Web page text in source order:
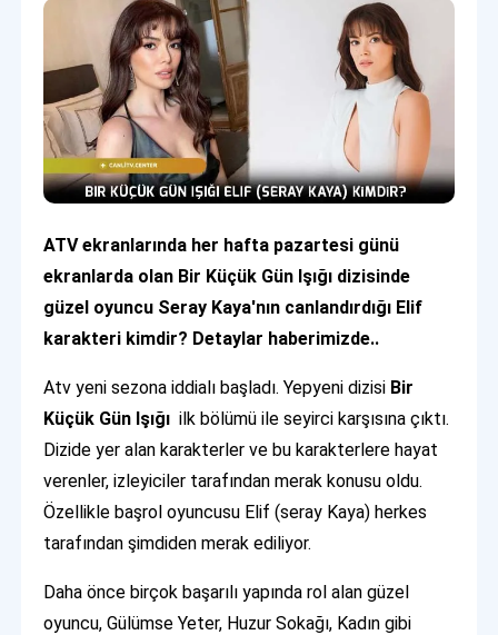
ATV ekranlarında her hafta pazartesi günü
ekranlarda olan Bir Küçük Gün Işığı dizisinde
güzel oyuncu Seray Kaya'nın canlandırdığı Elif
karakteri kimdir? Detaylar haberimizde..
Atv yeni sezona iddialı başladı. Yepyeni dizisi Bir
Küçük Gün Işığı ilk bölümü ile seyirci karşısına çıktı.
Dizide yer alan karakterler ve bu karakterlere hayat
verenler, izleyiciler tarafından merak konusu oldu.
Özellikle başrol oyuncusu Elif (seray Kaya) herkes
tarafından şimdiden merak ediliyor.
Daha önce birçok başarılı yapında rol alan güzel
oyuncu, Gülümse Yeter, Huzur Sokağı, Kadın gibi